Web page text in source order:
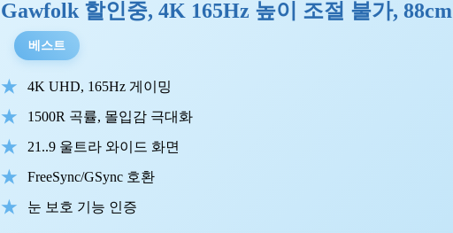
Gawfolk 할인중, 4K 165Hz 높이 조절 불가, 88cm
베스트
4K UHD, 165Hz 게이밍
1500R 곡률, 몰입감 극대화
21..9 울트라 와이드 화면
FreeSync/GSync 호환
눈 보호 기능 인증